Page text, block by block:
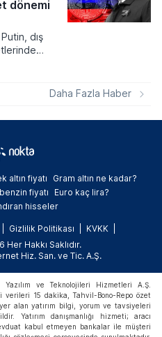
dönemi
dış
veren
Daha Fazla Haber
altın fiyatı
Gram altın ne kadar?
fiyatı
Euro kaç lira?
hisseler
Gizlilik Politikası
KVKK
Hakkı Saklıdır.
Hiz. San. ve Tic. A.Ş.
ve Teknolojileri Hizmetleri A.Ş.
verileri 15 dakika, Tahvil-Bono-Repo özet
alan yatırım bilgi, yorum ve tavsiyeleri
Yatırım danışmanlığı hizmeti; aracı
kabul etmeyen bankalar ile müşteri